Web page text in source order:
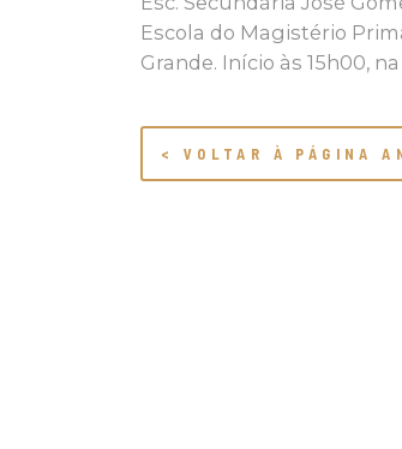
Escola do Magistério
Grande. Início às 15h00,
< VOLTAR À PÁGINA